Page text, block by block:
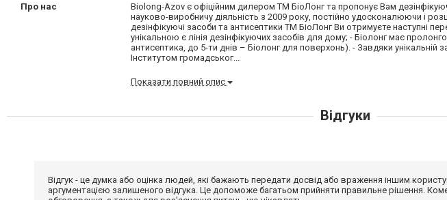
Про нас
Biolong-Azov є офіційним дилером ТМ БіоЛонг та пропонує Вам
науково-виробничу діяльність з 2009 року, постійно удосконалюючи і
дезінфікуючі засоби та антисептики ТМ БіоЛонг Ви отримуєте наступні
унікальною є лінія дезінфікуючих засобів для дому; - Біолонг має
антисептика, до 5-ти днів – Біолонг для поверхонь). - Завдяки унікальній
Інститутом громадськог...
Показати повний опис
Відгуки
Відгук - це думка або оцінка людей, які бажають передати досвід або враження іншим
аргументацією залишеного відгука. Це допоможе багатьом прийняти правильне рішення.